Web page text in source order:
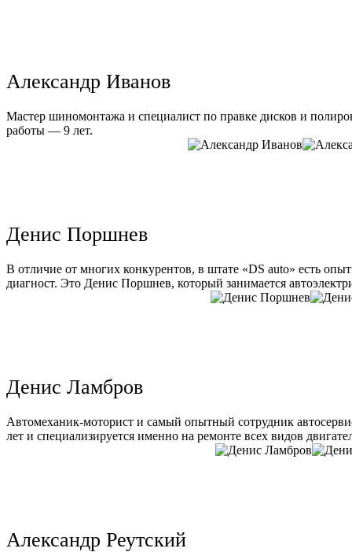
Александр Иванов
Мастер шиномонтажа и специалист по правке дисков и
работы — 9 лет.
Денис Поршнев
В отличие от многих конкурентов, в штате «DS auto» есть
диагност. Это Денис Поршнев, который занимается
Денис Ламбров
Автомеханик-моторист и самый опытный сотрудник
лет и специализируется именно на ремонте всех видов
Александр Реутский